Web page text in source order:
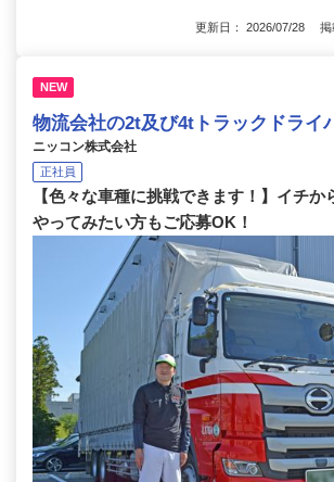
更新日： 2026/07/28 掲
NEW
物流会社の2t及び4tトラックドライ
ニッコン株式会社
正社員
【色々な車種に挑戦できます！】イチか
やってみたい方もご応募OK！